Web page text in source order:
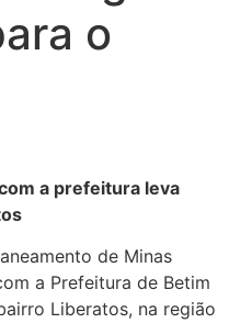
o
a prefeitura leva
de Minas
a Prefeitura de Betim
Liberatos, na região